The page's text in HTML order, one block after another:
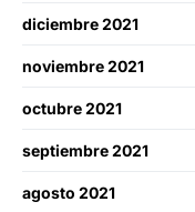
diciembre 2021
noviembre 2021
octubre 2021
septiembre 2021
agosto 2021